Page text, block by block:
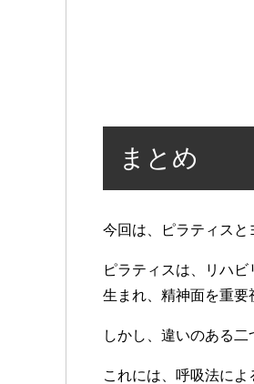
まとめ
今回は、ピラティスと
ピラティスは、リハ
生まれ、精神面を重要
しかし、違いのある二
これには、呼吸法に